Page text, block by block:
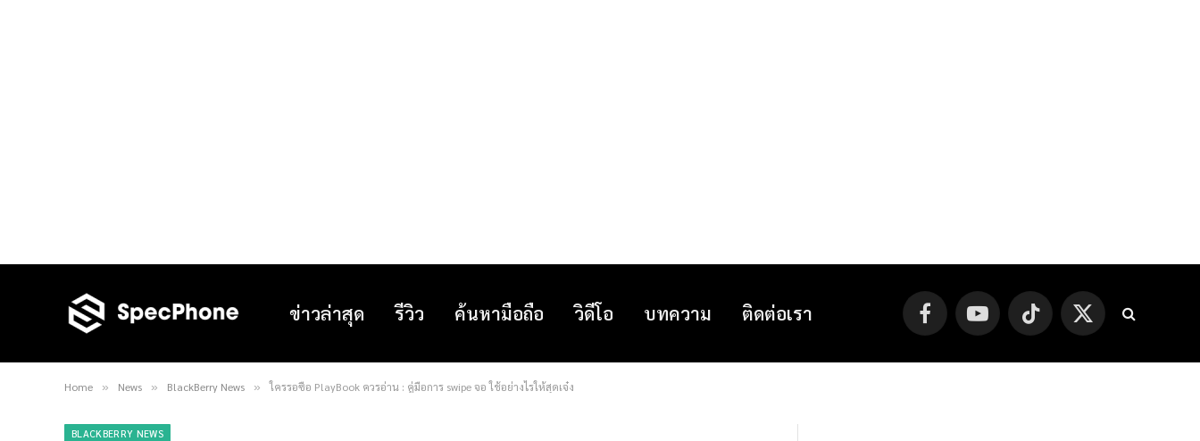
ข่าวล่าสุด รีวิว ค้นหามือถือ วิดีโอ บทความ ติดต่อเรา FacebookYouTube TikTok
X
(Twitter)
Home » News » BlackBerry News » ใครรอซื้อ PlayBook ควรอ่าน : คู่มือการ swipe จอ ใช้อย่างไรให้สุดเจ๋ง
BLACKBERRY NEWS